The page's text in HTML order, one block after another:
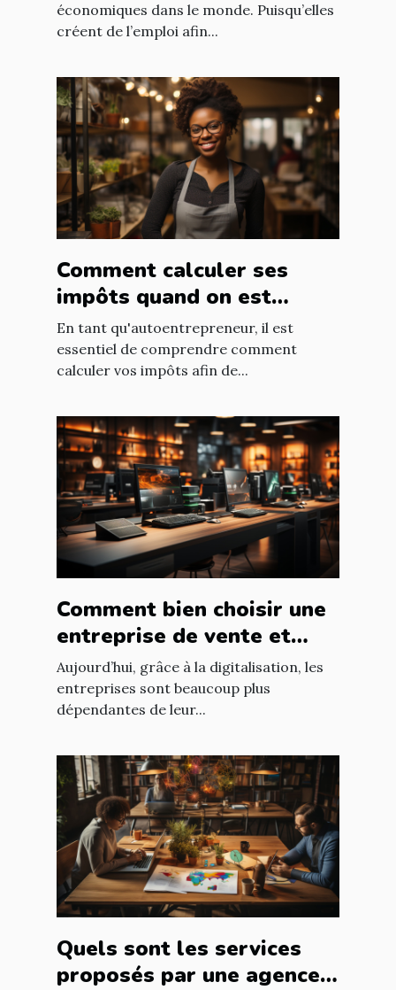
économiques dans le monde. Puisqu’elles
créent de l’emploi afin...
Comment calculer ses
impôts quand on est
autoentrepreneur ?
En tant qu'autoentrepreneur, il est
essentiel de comprendre comment
calculer vos impôts afin de...
Comment bien choisir une
entreprise de vente et
d'installation de parc
informatique ?
Aujourd’hui, grâce à la digitalisation, les
entreprises sont beaucoup plus
dépendantes de leur...
Quels sont les services
proposés par une agence